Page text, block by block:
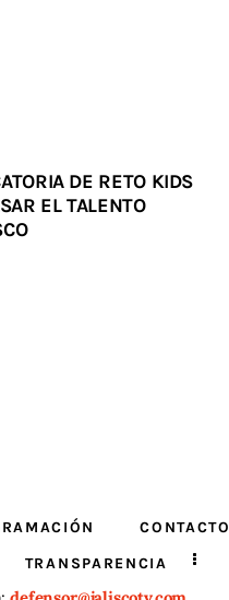
DE RETO KIDS
EL TALENTO
CONTACTO
TRANSPARENCIA